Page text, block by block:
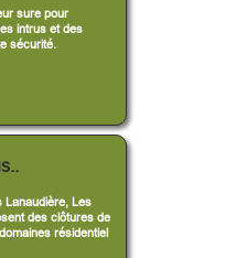
sure pour
intrus et des
sécurité.
Lanaudière, Les
des clôtures de
résidentiel